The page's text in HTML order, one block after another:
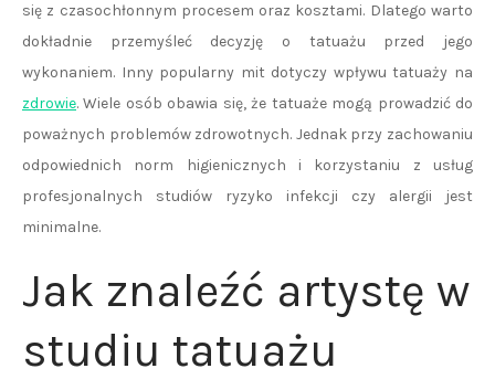
się z czasochłonnym procesem oraz kosztami. Dlatego warto
dokładnie przemyśleć decyzję o tatuażu przed jego
wykonaniem. Inny popularny mit dotyczy wpływu tatuaży na
zdrowie. Wiele osób obawia się, że tatuaże mogą prowadzić do
poważnych problemów zdrowotnych. Jednak przy zachowaniu
odpowiednich norm higienicznych i korzystaniu z usług
profesjonalnych studiów ryzyko infekcji czy alergii jest
minimalne.
Jak znaleźć artystę w
studiu tatuażu